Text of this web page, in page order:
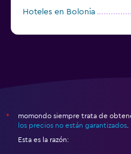
Hoteles en Bolonia
*
momondo siempre trata de
los precios no están garantizados
Esta es la razón: